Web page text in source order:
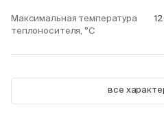
Максимальная температура
теплоносителя, °С
все